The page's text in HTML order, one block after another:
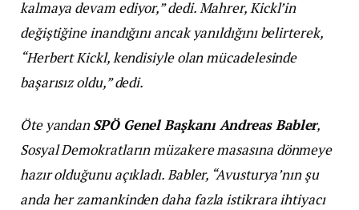
kalmaya devam ediyor,” dedi. Mahrer, Kickl’in
değiştiğine inandığını ancak yanıldığını belirterek,
“Herbert Kickl, kendisiyle olan mücadelesinde
başarısız oldu,” dedi.
Öte yandanSPÖ Genel Başkanı Andreas Babler,
Sosyal Demokratların müzakere masasına dönmeye
hazır olduğunu açıkladı. Babler, “Avusturya’nın şu
anda her zamankinden daha fazla istikrara ihtiyacı